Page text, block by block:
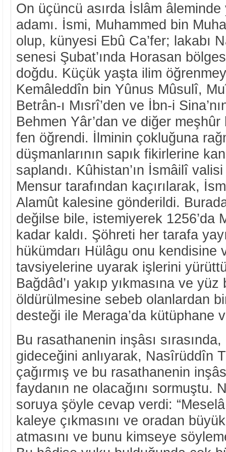
On üçüncü asırda İslâm
adamı. İsmi, Muhammed bin
olup, künyesi Ebû Ca’fer; lakabı
senesi Şubat’ında Horasan
doğdu. Küçük yaşta ilim
Kemâleddîn bin Yûnus Mûsulî,
Betrân-ı Mısrî’den ve İbn-i
Behmen Yâr’dan ve diğer
fen öğrendi. İlminin çokluğuna
düşmanlarının sapık fikirlerine
saplandı. Kûhistan’ın İsmâilî
Mensur tarafından kaçırılarak,
Alamût kalesine gönderildi.
değilse bile, istemiyerek 1256’da
kadar kaldı. Şöhreti her tarafa
hükümdarı Hülâgu onu kendisine
tavsiyelerine uyarak işlerini
Bağdâd’ı yakıp yıkmasına ve
öldürülmesine sebeb olanlardan
desteği ile Meraga’da kütüphane
Bu rasathanenin inşâsı
gideceğini anlıyarak, Nasîrüddîn
çağırmış ve bu rasathanenin
faydanın ne olacağını sormuştu.
soruya şöyle cevap verdi:
kaleye çıkmasını ve oradan
atmasını ve bunu kimseye